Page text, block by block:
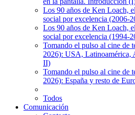
Los 90 años de Ken Loach,
social por excelencia (2006-
Los 90 años de Ken Loach,
social por excelencia (1994-
Tomando el pulso al cine de
2026): USA, Latinoamérica,
II)
Tomando el pulso al cine de
2026): España y resto de
Todos
Comunicación